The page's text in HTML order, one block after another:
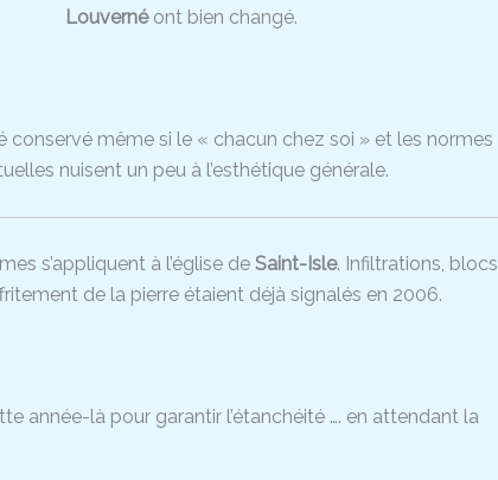
Louvernéont bien changé.
conservé même si le « chacun chez soi » et les normes
nuisent un peu à l’esthétique générale.
s’appliquent à l’église de Saint-Isle. Infiltrations, blocs
de la pierre étaient déjà signalés en 2006.
année-là pour garantir l’étanchéité …. en attendant la